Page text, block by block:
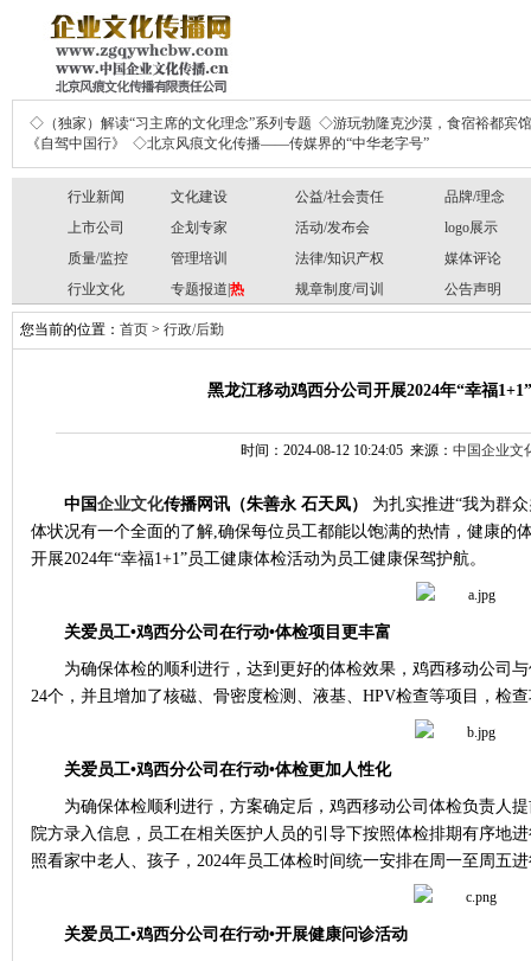
◇（独家）解读“习主席的文化理念”系列专题 ◇游玩勃隆克沙漠，食宿裕都宾馆
《自驾中国行》
◇北京风痕文化传播——传媒界的“中华老字号”
行业新闻 文化建设 公益/社会责任
品牌/理念
上市公司
企划专家 活动/发布会
logo展示
质量/监控
管理培训 法律/知识产权
媒体评论
行业文化
专题报道| 热 规章制度/司训 公告声明
您当前的位置： 首页 > 行政/后勤
黑龙江移动鸡西分公司开展2024年“幸福
时间：2024-08-12 10:24:05 来源： 中国企业文
中国企业文化传播网讯 （朱善永 石天凤）
为扎实推进“我为群
体状况有一个全面的了解,确保每位员工都能以饱满的热情，健康的
开展2024年“幸福1+1”员工健康体检活动为员工健康保驾护航。
关爱员工•鸡西分公司在行动•体检项目更丰富
为确保体检的顺利进行，达到更好的体检效果，鸡西移动公司
24个，并且增加了核磁、骨密度检测、液基、 HPV检查等项目，检
关爱员工•鸡西分公司在行动•体检更加人性化
为确保体检顺利进行，方案确定后，鸡西移动公司体检负责人
院方录入信息，员工在相关医护人员的引导下按照体检排期有序地
照看家中老人、孩子， 2024年员工体检时间统一安排在周一至周五
关爱员工•鸡西分公司在行动•开展健康问诊活动